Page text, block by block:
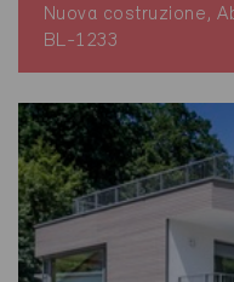
Nuova costruzione,
BL-1233